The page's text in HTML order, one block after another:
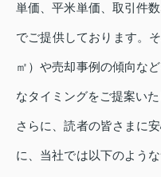
単価、平米単価、取引件
でご提供しております。
㎡）や売却事例の傾向な
なタイミングをご提案いた
さらに、読者の皆さまに
に、当社では以下のよう